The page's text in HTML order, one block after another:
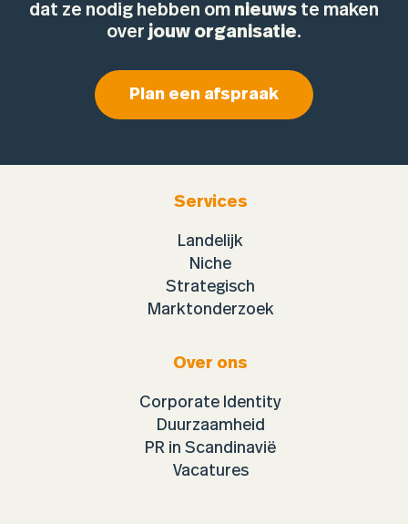
dat ze nodig hebben om nieuws te maken
over jouw organisatie.
Plan een afspraak
Services
Landelijk
Niche
Strategisch
Marktonderzoek
Over ons
Corporate Identity
Duurzaamheid
PR in Scandinavië
Vacatures